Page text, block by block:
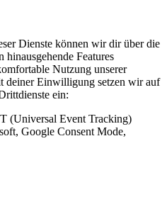
Dienste können wir dir über die
hinausgehende Features
Nutzung unserer
deiner Einwilligung setzen wir auf
ein:
(Universal Event Tracking)
Google Consent Mode,